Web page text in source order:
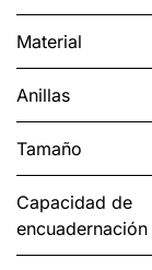
Material
Anillas
Tamaño
Capacidad de
encuadernación